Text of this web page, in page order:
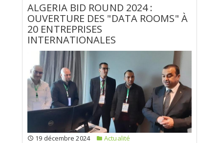
ALGERIA BID ROUND 2024 :
OUVERTURE DES "DATA ROOMS" À
20 ENTREPRISES
INTERNATIONALES
19 décembre 2024
Actualité